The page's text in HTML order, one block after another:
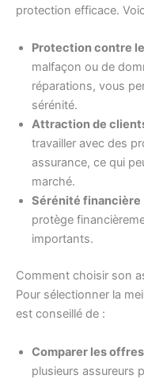
protection efficace.
Protection contre
malfaçon ou de
réparations, vous
sérénité.
Attraction de
travailler avec des
assurance, ce qui
marché.
Sérénité financière
protège
importants.
Comment choisir son
Pour sélectionner la
est conseillé de :
Comparer les
plusieurs assureurs